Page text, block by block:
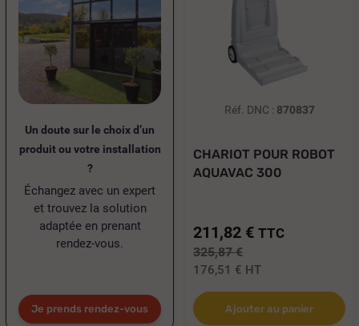
Un doute sur le choix d’un
produit ou votre installation
?
Échangez avec un expert
et trouvez la solution
adaptée en prenant
rendez-vous.
Je prends rendez-vous
Réf. DNC : 870837
CHARIOT POUR ROBOT
AQUAVAC 300
211,82 € TTC
325,87 €
176,51 € HT
Ajouter au panier